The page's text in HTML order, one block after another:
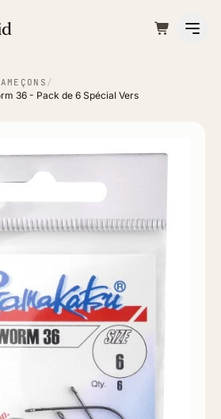
/
36 - Pack de 6 Spécial Vers